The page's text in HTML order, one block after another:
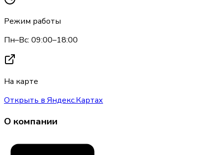
Режим работы
Пн–Вс: 09:00–18:00
На карте
Открыть в Яндекс.Картах
О компании